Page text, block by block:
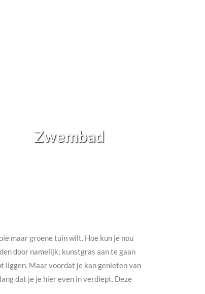
Zwembad
maar groene tuin wilt. Hoe kun je nou
door namelijk; kunstgras aan te gaan
liggen. Maar voordat je kan genieten van
dat je je hier even in verdiept. Deze